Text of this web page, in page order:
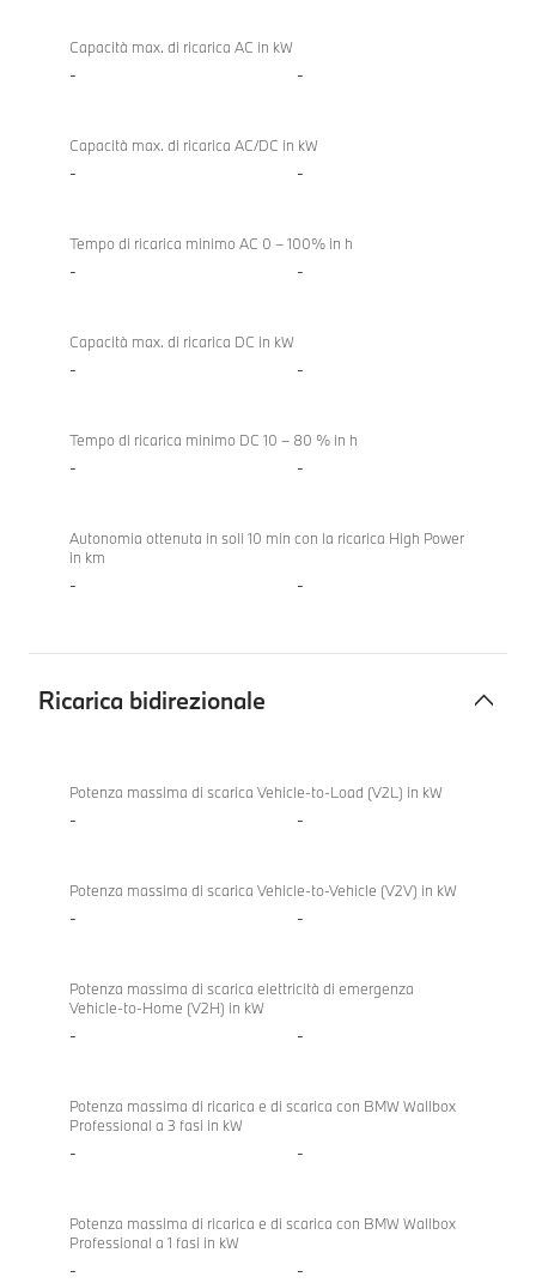
Volt,
ricarica
Capacità max. di ricarica AC in kW
- -
Capacità max. di ricarica AC/DC in kW
- -
Tempo di ricarica minimo AC 0 – 100% in h
- -
Capacità max. di ricarica DC in kW
- -
Tempo di ricarica minimo DC 10 – 80 % in h
- -
Autonomia ottenuta in soli 10 min con la ricarica High Power
in km
- -
Ricarica bidirezionale
bidirezionale
Potenza massima di scarica Vehicle-to-Load (V2L) in kW
- -
Potenza massima di scarica Vehicle-to-Vehicle (V2V) in kW
- -
Potenza massima di scarica elettricità di emergenza
Vehicle-to-Home (V2H) in kW
- -
Potenza massima di ricarica e di scarica con BMW Wallbox
Professional a 3 fasi in kW
- -
Potenza massima di ricarica e di scarica con BMW Wallbox
Professional a 1 fasi in kW
- -